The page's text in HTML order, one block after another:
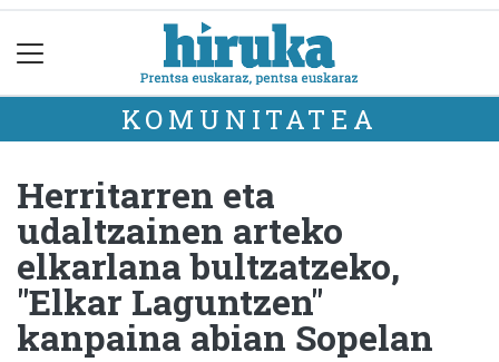
KOMUNITATEA
Herritarren eta
udaltzainen arteko
elkarlana bultzatzeko,
"Elkar Laguntzen"
kanpaina abian Sopelan